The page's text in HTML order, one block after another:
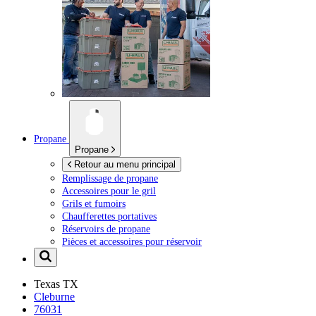
Propane
Propane
Retour au menu principal
Remplissage de propane
Accessoires pour le gril
Grils et fumoirs
Chaufferettes portatives
Réservoirs de propane
Pièces et accessoires pour réservoir
Texas TX
Cleburne
76031